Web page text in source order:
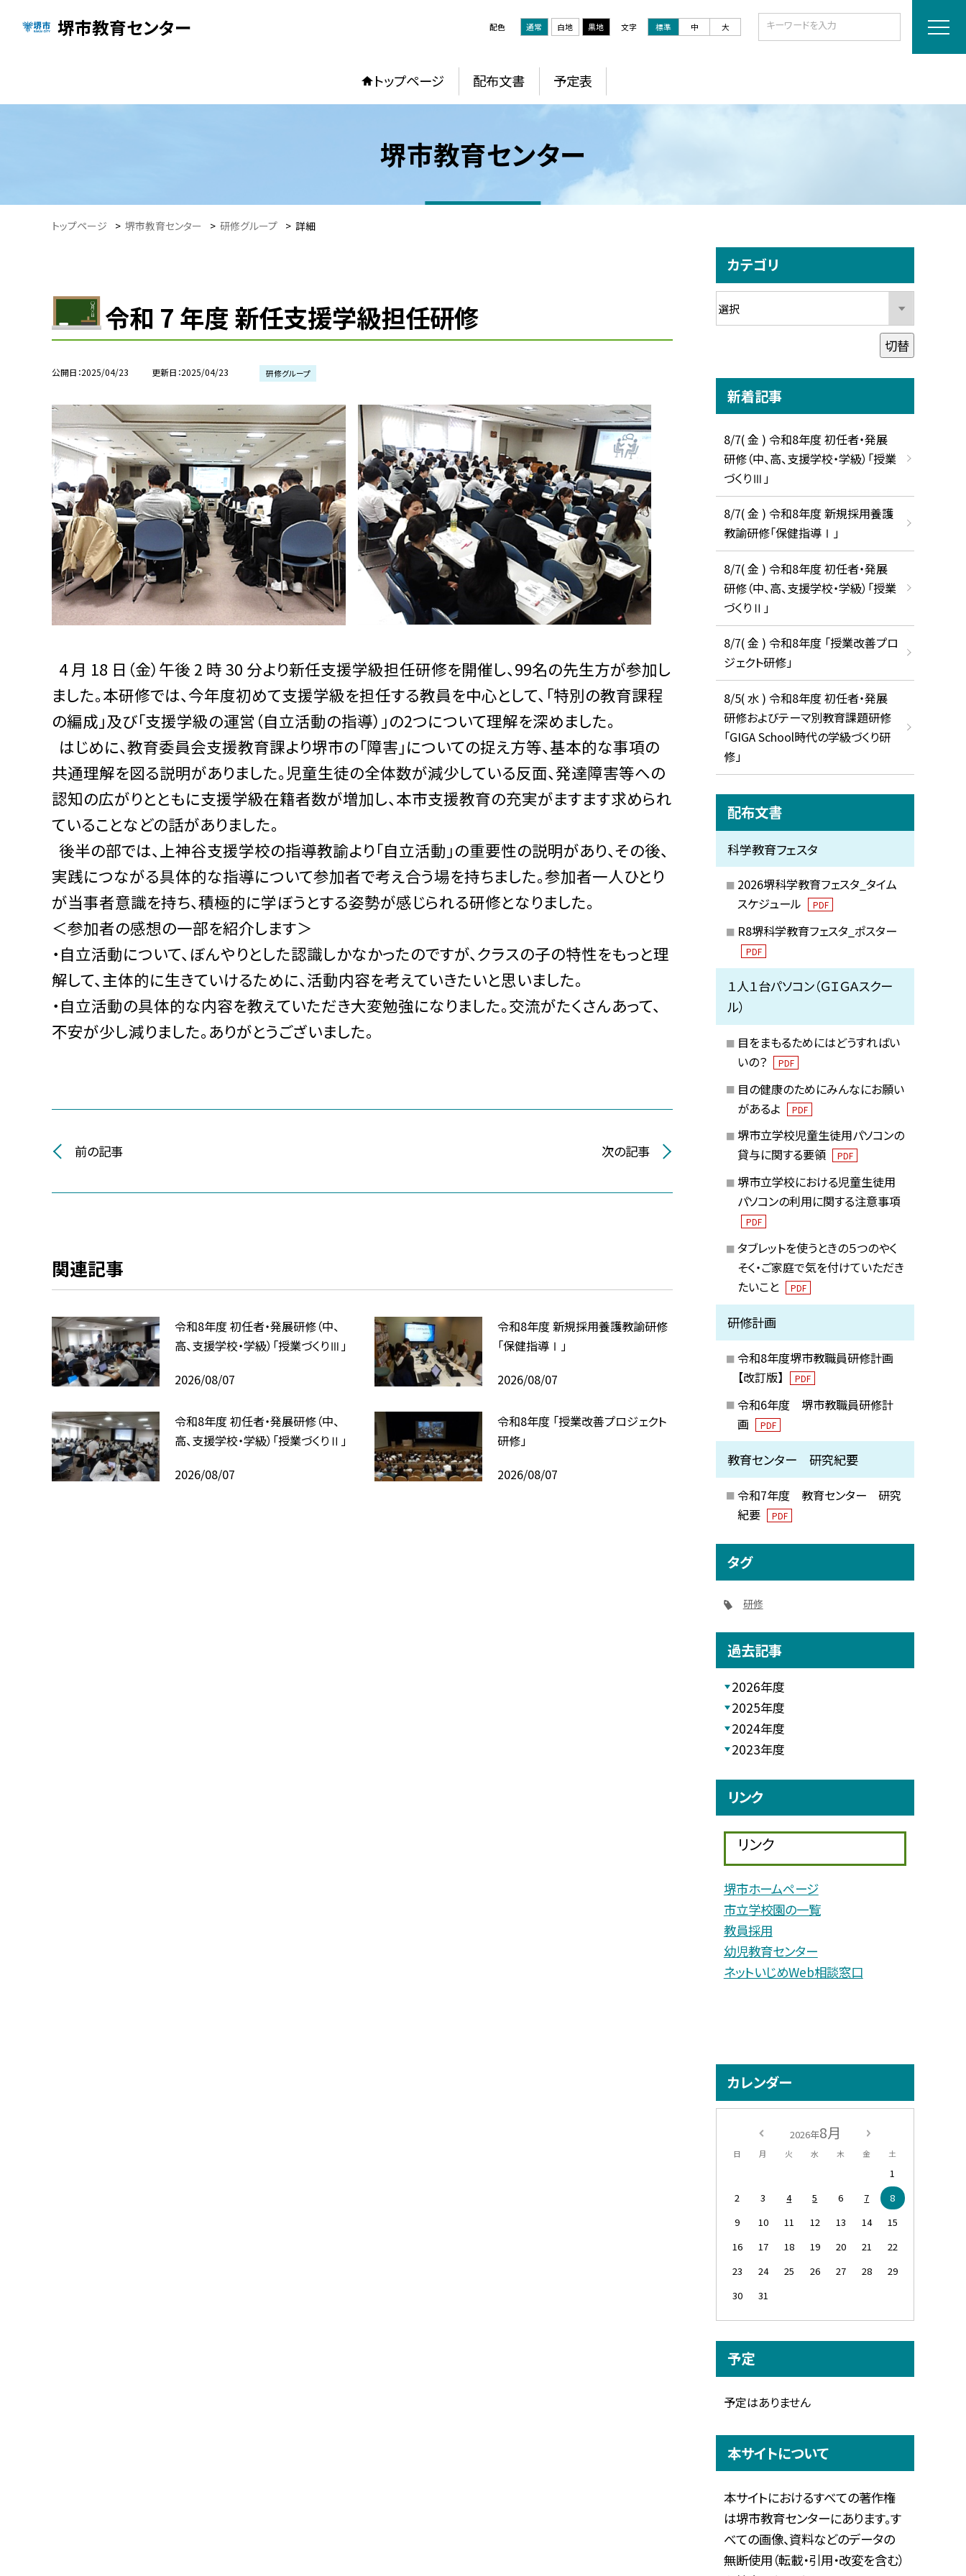
堺市教育センター 配色 通常 白地 黒地 文字 標準 中 大
トップページ 配布文書 予定表
堺市教育センター
トップページ > 堺市教育センター > 研修グループ > 詳細
令和 7 年度 新任支援学級担任研修
公開日 2025/04/23 更新日 2025/04/23 研修グループ
4 月 18 日（金）午後 2 時 30 分より新任支援学級担任研修を開催し、99名の先生方が参加し
ました。本研修では、今年度初めて支援学級を担任する教員を中心として、「特別の教育課程
の編成」及び「支援学級の運営（自立活動の指導）」の2つについて理解を深めました。
はじめに、教育委員会支援教育課より堺市の「障害」についての捉え方等、基本的な事項の
共通理解を図る説明がありました。児童生徒の全体数が減少している反面、発達障害等への
認知の広がりとともに支援学級在籍者数が増加し、本市支援教育の充実がますます求められ
ていることなどの話がありました。
後半の部では、上神谷支援学校の指導教諭より「自立活動」の重要性の説明があり、その後、
実践につながる具体的な指導について参加者で考え合う場を持ちました。参加者一人ひとり
が当事者意識を持ち、積極的に学ぼうとする姿勢が感じられる研修となりました。
＜参加者の感想の一部を紹介します＞
・自立活動について、ぼんやりとした認識しかなかったのですが、クラスの子の特性をもっと理
解して、主体的に生きていけるために、活動内容を考えていきたいと思いました。
・自立活動の具体的な内容を教えていただき大変勉強になりました。交流がたくさんあって、
不安が少し減りました。ありがとうございました。
前の記事 次の記事
関連記事
令和8年度 初任者・発展研修（中、
高、支援学校・学級）「授業づくりⅢ」
2026/08/07
令和8年度 新規採用養護教諭研修
「保健指導Ⅰ」
2026/08/07
令和8年度 初任者・発展研修（中、
高、支援学校・学級）「授業づくりⅡ」
2026/08/07
令和8年度 「授業改善プロジェクト
研修」
2026/08/07
カテゴリ
切替
新着記事
8/7( 金 ) 令和8年度 初任者・発展
研修（中、高、支援学校・学級）「授業
づくりⅢ」
8/7( 金 ) 令和8年度 新規採用養護
教諭研修「保健指導Ⅰ」
8/7( 金 ) 令和8年度 初任者・発展
研修（中、高、支援学校・学級）「授業
づくりⅡ」
8/7( 金 ) 令和8年度 「授業改善プロ
ジェクト研修」
8/5( 水 ) 令和8年度 初任者・発展
研修およびテーマ別教育課題研修
「GIGA School時代の学級づくり研
修」
配布文書
科学教育フェスタ
2026堺科学教育フェスタ_タイム
スケジュール
PDF
R8堺科学教育フェスタ_ポスター
PDF
１人１台パソコン（ＧＩＧＡスクー
ル）
目をまもるためにはどうすればい
いの？
PDF
目の健康のためにみんなにお願い
があるよ
PDF
堺市立学校児童生徒用パソコンの
貸与に関する要領
PDF
堺市立学校における児童生徒用
パソコンの利用に関する注意事項
PDF
タブレットを使うときの５つのやく
そく・ご家庭で気を付けていただき
たいこと
PDF
研修計画
令和8年度堺市教職員研修計画
【改訂版】
PDF
令和6年度 堺市教職員研修計
画
PDF
教育センター 研究紀要
令和7年度 教育センター 研究
紀要
PDF
タグ
研修
過去記事
2026年度
2025年度
2024年度
2023年度
リンク
リンク
堺市ホームページ
市立学校園の一覧
教員採用
幼児教育センター
ネットいじめWeb相談窓口
カレンダー
2026年8月
日 月 火 水 木 金 土
1
2
3 4 5 6 7
8
9
10 11 12 13 14
15
16
17 18 19 20 21
22
23
24 25 26 27 28
29
30
31
予定
予定はありません
本サイトについて
本サイトにおけるすべての著作権
は堺市教育センターにあります。す
べての画像、資料などのデータの
無断使用（転載・引用・改変を含む）